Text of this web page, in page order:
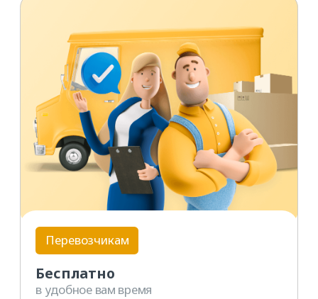
для перевозчиков
Как быстрее и точнее
находить подходящие
Перевозчикам